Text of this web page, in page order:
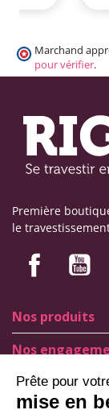
Marchand
pour vérifier.
Première
le
Nos produits
Nos
Informations